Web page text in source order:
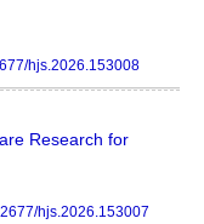
hjs.2026.153008
Research for
hjs.2026.153007